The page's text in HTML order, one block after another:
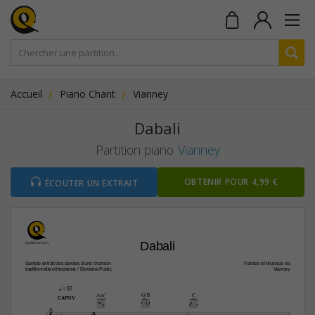
Accueil Piano Chant Vianney
Dabali
Partition piano Vianney
ÉCOUTER UN EXTRAIT OBTENIR POUR 4,99 €
Dabali
Sample extrait des paroles d’une chanson
traditionnelle éthiopienne / Domaine Public
Paroles et Musique de
Vianney
Am7 G/B C
q = 92
CAPO V